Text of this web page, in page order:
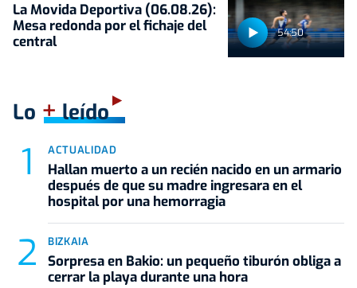
54:50
La Movida Deportiva (06.08.26):
Mesa redonda por el fichaje del
central
Lo +leído
ACTUALIDAD
Hallan muerto a un recién nacido en un armario
después de que su madre ingresara en el
hospital por una hemorragia
BIZKAIA
Sorpresa en Bakio: un pequeño tiburón obliga a
cerrar la playa durante una hora